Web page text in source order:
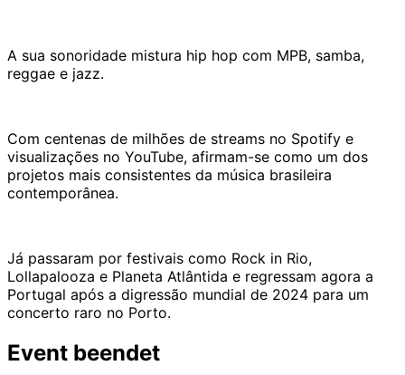
A sua sonoridade mistura hip hop com MPB, samba,
reggae e jazz.
Com centenas de milhões de streams no Spotify e
visualizações no YouTube, afirmam-se como um dos
projetos mais consistentes da música brasileira
contemporânea.
Já passaram por festivais como Rock in Rio,
Lollapalooza e Planeta Atlântida e regressam agora a
Portugal após a digressão mundial de 2024 para um
concerto raro no Porto.
Event beendet